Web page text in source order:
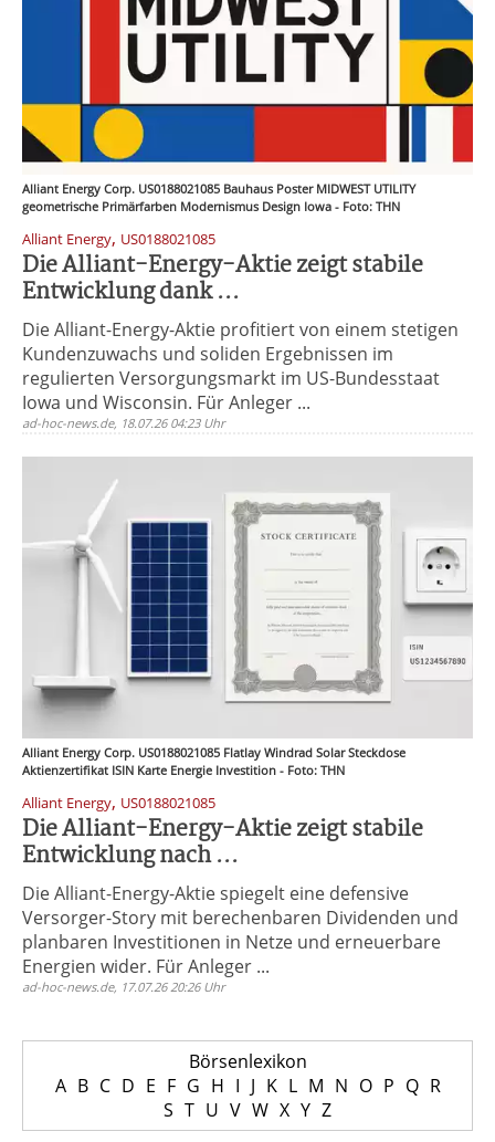
Alliant Energy Corp. US0188021085 Bauhaus Poster MIDWEST UTILITY
geometrische Primärfarben Modernismus Design Iowa - Foto: THN
Alliant Energy, US0188021085
Die Alliant-Energy-Aktie zeigt stabile
Entwicklung dank ...
Die Alliant-Energy-Aktie profitiert von einem stetigen
Kundenzuwachs und soliden Ergebnissen im
regulierten Versorgungsmarkt im US-Bundesstaat
Iowa und Wisconsin. Für Anleger ...
ad-hoc-news.de, 18.07.26 04:23 Uhr
Alliant Energy Corp. US0188021085 Flatlay Windrad Solar Steckdose
Aktienzertifikat ISIN Karte Energie Investition - Foto: THN
Alliant Energy, US0188021085
Die Alliant-Energy-Aktie zeigt stabile
Entwicklung nach ...
Die Alliant-Energy-Aktie spiegelt eine defensive
Versorger-Story mit berechenbaren Dividenden und
planbaren Investitionen in Netze und erneuerbare
Energien wider. Für Anleger ...
ad-hoc-news.de, 17.07.26 20:26 Uhr
Börsenlexikon
A B C D E F G H I J K L M N O P Q R
S T U V W X Y Z